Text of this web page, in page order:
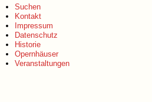
Suchen
Kontakt
Impressum
Datenschutz
Historie
Opernhäuser
Veranstaltungen